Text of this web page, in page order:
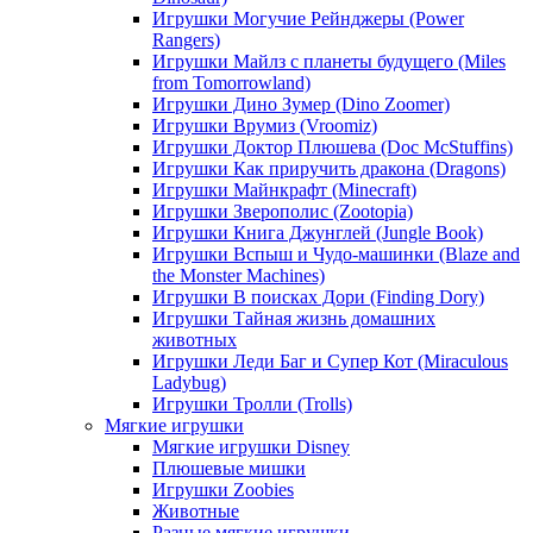
Игрушки Могучие Рейнджеры (Power
Rangers)
Игрушки Майлз с планеты будущего (Miles
from Tomorrowland)
Игрушки Дино Зумер (Dino Zoomer)
Игрушки Врумиз (Vroomiz)
Игрушки Доктор Плюшева (Doc McStuffins)
Игрушки Как приручить дракона (Dragons)
Игрушки Майнкрафт (Minecraft)
Игрушки Зверополис (Zootopia)
Игрушки Книга Джунглей (Jungle Book)
Игрушки Вспыш и Чудо-машинки (Blaze and
the Monster Machines)
Игрушки В поисках Дори (Finding Dory)
Игрушки Тайная жизнь домашних
животных
Игрушки Леди Баг и Супер Кот (Miraculous
Ladybug)
Игрушки Тролли (Trolls)
Мягкие игрушки
Мягкие игрушки Disney
Плюшевые мишки
Игрушки Zoobies
Животные